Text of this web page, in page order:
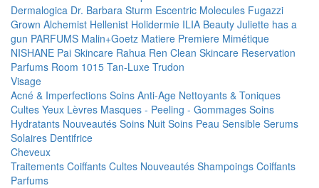
Dermalogica Dr. Barbara Sturm Escentric Molecules Fugazzi
Grown Alchemist Hellenist Holidermie ILIA Beauty Juliette has a
gun PARFUMS Malin+Goetz Matiere Premiere Mimétique
NISHANE Pai Skincare Rahua Ren Clean Skincare Reservation
Parfums Room 1015 Tan-Luxe Trudon
Visage
Acné & Imperfections Soins Anti-Age Nettoyants & Toniques
Cultes Yeux Lèvres Masques - Peeling - Gommages Soins
Hydratants Nouveautés Soins Nuit Soins Peau Sensible Serums
Solaires Dentifrice
Cheveux
Traitements Coiffants Cultes Nouveautés Shampoings Coiffants
Parfums